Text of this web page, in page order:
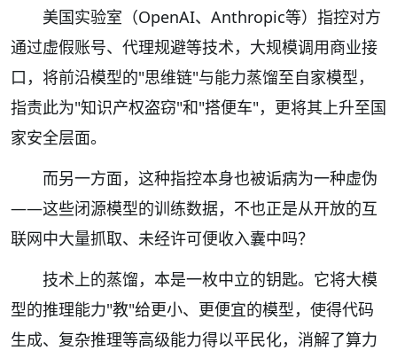
美国实验室（OpenAI、Anthropic等）指控对方
通过虚假账号、代理规避等技术，大规模调用商业接
口，将前沿模型的"思维链"与能力蒸馏至自家模型，
指责此为"知识产权盗窃"和"搭便车"，更将其上升至国
家安全层面。
而另一方面，这种指控本身也被诟病为一种虚伪
——这些闭源模型的训练数据，不也正是从开放的互
联网中大量抓取、未经许可便收入囊中吗？
技术上的蒸馏，本是一枚中立的钥匙。它将大模
型的推理能力"教"给更小、更便宜的模型，使得代码
生成、复杂推理等高级能力得以平民化，消解了算力